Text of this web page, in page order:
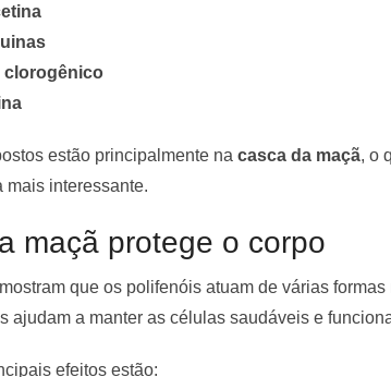
clorogênico
estão principalmente na casca da maçã, o
mais interessante.
maçã protege o corpo
que os polifenóis atuam de várias
ajudam a manter as células saudáveis e
efeitos estão: